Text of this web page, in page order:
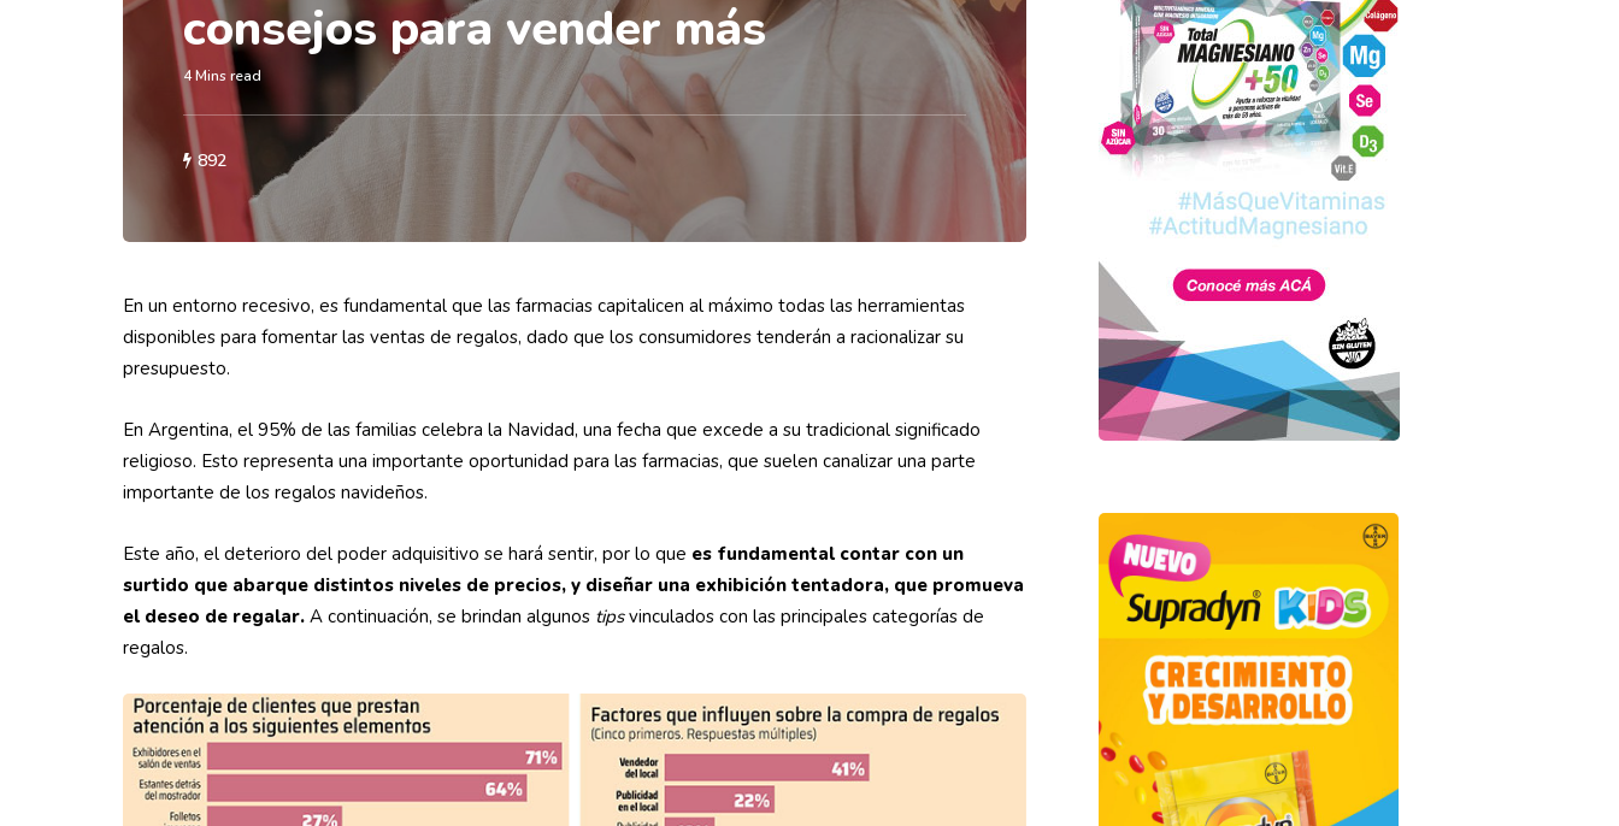
consejos para vender más
4 Mins read
892
En un entorno recesivo, es fundamental que las farmacias capitalicen al máximo todas las herramientas
disponibles para fomentar las ventas de regalos, dado que los consumidores tenderán a racionalizar su
presupuesto.
En Argentina, el 95% de las familias celebra la Navidad, una fecha que excede a su tradicional significado
religioso. Esto representa una importante oportunidad para las farmacias, que suelen canalizar una parte
importante de los regalos navideños.
Este año, el deterioro del poder adquisitivo se hará sentir, por lo que es fundamental contar con un
surtido que abarque distintos niveles de precios, y diseñar una exhibición tentadora, que promueva
el deseo de regalar. A continuación, se brindan algunos tipsvinculados con las principales categorías de
regalos.